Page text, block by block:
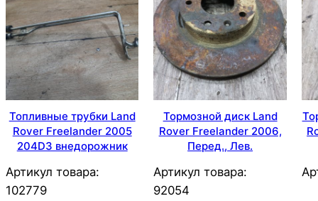
Топливные трубки Land
Rover Freelander 2005
204D3 внедорожник
Артикул товара:
102779
Тормозной диск Land
Rover Freelander 2006,
Перед., Лев.
Артикул товара:
92054